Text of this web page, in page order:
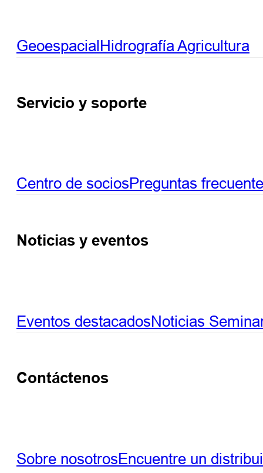
GeoespacialHidrografíaAgricultura
Servicio y soporte
Centro de sociosPreguntas
Noticias y eventos
Eventos destacadosNoticias
Contáctenos
Sobre nosotrosEncuentre un